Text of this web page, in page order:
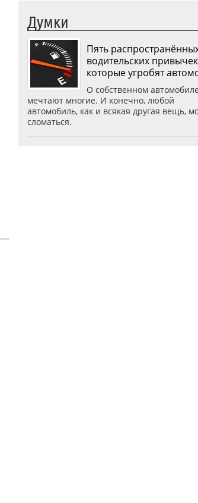
Думки
Пять
водительских
которые угробят
О собственном автомобиле
мечтают многие. И конечно, любой
автомобиль, как и всякая другая вещь,
сломаться.